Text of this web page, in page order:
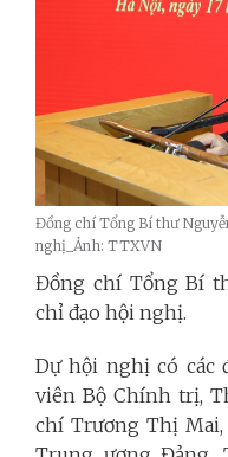
Đồng chí Tổng Bí thư
nghị_Ảnh: TTXVN
Đồng chí Tổng Bí
chỉ đạo hội nghị.
Dự hội nghị có các
viên Bộ Chính trị,
chí Trương Thị